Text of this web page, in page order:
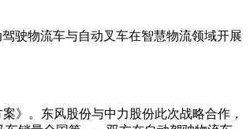
驶物流车与自动叉车在智慧物流领域开展
》。东风股份与中力股份此次战略合作，